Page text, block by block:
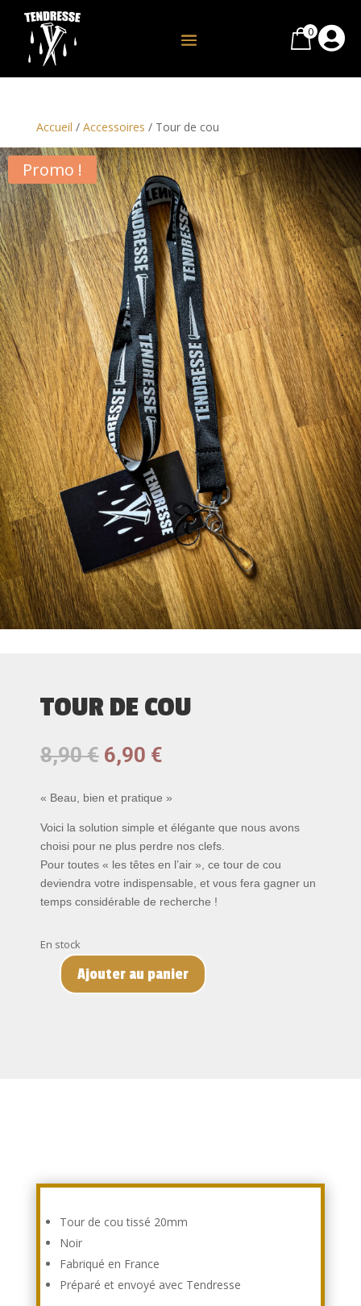
0 
Accueil / Accessoires / Tour de cou
Promo !
TOUR DE COU
8,90€ Le
prix
initial
était :
8,90 €.
6,90 €
actuel
6,90 €.
« Beau, bien et pratique »
Voici la solution simple et élégante que nous avons
choisi pour ne plus perdre nos clefs.
Pour toutes « les têtes en l’air », ce tour de cou
deviendra votre indispensable, et vous fera gagner un
temps considérable de recherche !
En stock
quantitéAjouter au panier
Tour de cou tissé 20mm
Noir
Fabriqué en France
Préparé et envoyé avec Tendresse